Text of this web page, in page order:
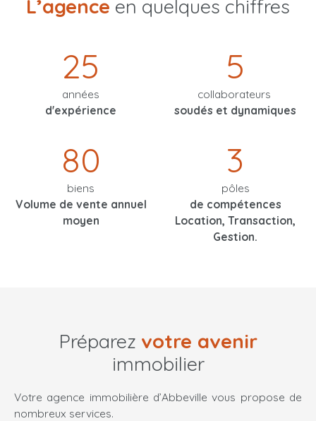
L’agence en quelques chiffres
25
années
d'expérience
5
collaborateurs
soudés et dynamiques
80
biens
Volume de vente annuel
moyen
3
pôles
de compétences
Location, Transaction,
Gestion.
Préparez votre avenir
immobilier
Votre agence immobilière d’Abbeville vous propose de
nombreux services.